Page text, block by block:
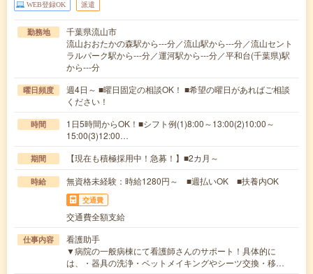
WEB登録OK 派遣
勤務地
千葉県流山市
流山おおたかの森駅から---分／流山駅から---分／流山セント
ラルパーク駅から---分／運河駅から---分／平和台(千葉県)駅
から---分
曜日頻度
週4日～ ■曜日固定の相談OK！ ■希望の曜日があればご相談
ください！
時間
1日5時間からOK！■シフト例(1)8:00～13:00(2)10:00～
15:00(3)12:00…
期間 【現在も積極採用中！急募！】■2カ月～
時給 無資格未経験：時給1280円～ ■週払いOK ■扶養内OK
交通費
交通費全額支給
仕事内容
看護助手
▼病院の一般病棟にて看護師さんのサポート！具体的に
は、・器具の洗浄・ベットメイキングやシーツ交換・移…